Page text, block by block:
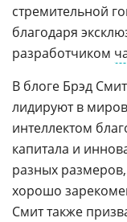
стремительной
благодаря
разработчиком
В блоге Брэд
лидируют в
интеллектом
капитала и
разных
хорошо
Смит также